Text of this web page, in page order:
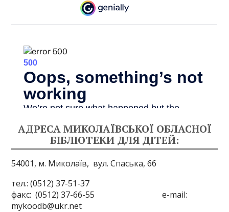
АДРЕСА МИКОЛАЇВСЬКОЇ ОБЛАСНОЇ
БІБЛІОТЕКИ ДЛЯ ДІТЕЙ:
54001, м. Миколаїв, вул. Спаська, 66
тел.: (0512) 37-51-37
факс: (0512) 37-66-55 e-mail:
mykoodb@ukr.net